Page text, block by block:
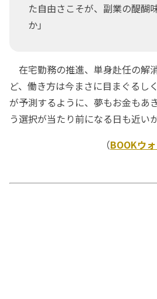
た自由さこそが、副業の醍醐
か」
在宅勤務の推進、単身赴任の解
ど、働き方は今まさに目まぐるし
が予測するように、夢もお金もあ
う選択が当たり前になる日も近い
（BOOKウ